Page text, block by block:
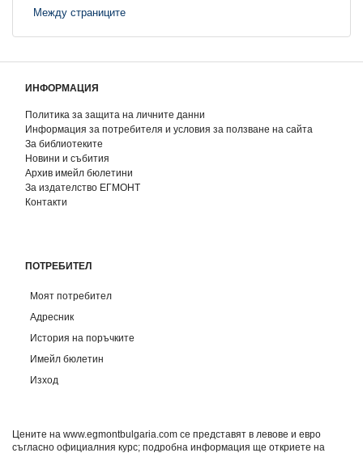
Между страниците
ИНФОРМАЦИЯ
Политика за защита на личните данни
Информация за потребителя и условия за ползване на сайта
За библиотеките
Новини и събития
Архив имейл бюлетини
За издателство ЕГМОНТ
Контакти
ПОТРЕБИТЕЛ
Моят потребител
Адресник
История на поръчките
Имейл бюлетин
Изход
Цените на www.egmontbulgaria.com се представят в левове и евро
съгласно официалния курс; подробна информация ще откриете на